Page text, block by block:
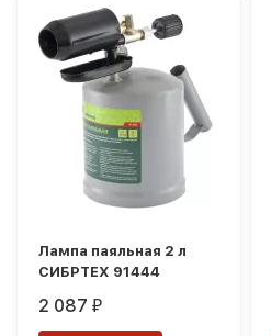
Лампа паяльная 2 л
СИБРТЕХ 91444
2 087₽